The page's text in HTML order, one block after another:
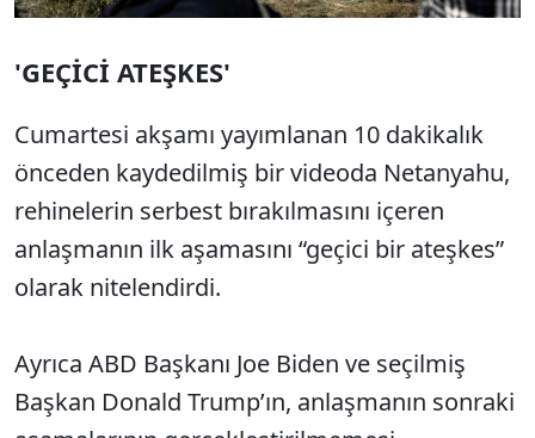
'GEÇİCİ ATEŞKES'
Cumartesi akşamı yayımlanan 10 dakikalık
önceden kaydedilmiş bir videoda Netanyahu,
rehinelerin serbest bırakılmasını içeren
anlaşmanın ilk aşamasını “geçici bir ateşkes”
olarak nitelendirdi.
Ayrıca ABD Başkanı Joe Biden ve seçilmiş
Başkan Donald Trump’ın, anlaşmanın sonraki